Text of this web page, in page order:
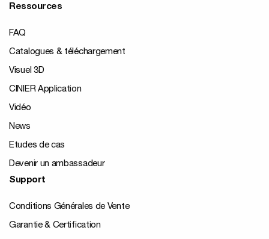
Ressources
FAQ
Catalogues & téléchargement
Visuel 3D
CINIER Application
Vidéo
News
Etudes de cas
Devenir un ambassadeur
Support
Conditions Générales de Vente
Garantie & Certification